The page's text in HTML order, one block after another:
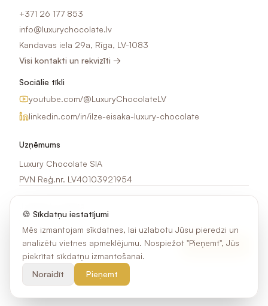
+371 26 177 853
info@luxurychocolate.lv
Kandavas iela 29a, Rīga, LV-1083
Visi kontakti un rekvizīti →
Sociālie tīkli
youtube.com/@LuxuryChocolateLV
linkedin.com/in/ilze-eisaka-luxury-chocolate
Uzņēmums
Luxury Chocolate SIA
PVN Reģ.nr. LV40103921954
Saņem idejas, akcijas un jaunumus par šokolādes apdruku.
Pierakstīties
2026Luxury Chocolate SIA. Visas tiesības aizsargātas.
🍪 Sīkdatņu iestatījumi
Mēs izmantojam sīkdatnes, lai uzlabotu Jūsu pieredzi un
analizētu vietnes apmeklējumu. Nospiežot "Pieņemt", Jūs
piekrītat sīkdatņu izmantošanai.
Noraidīt
Pieņemt